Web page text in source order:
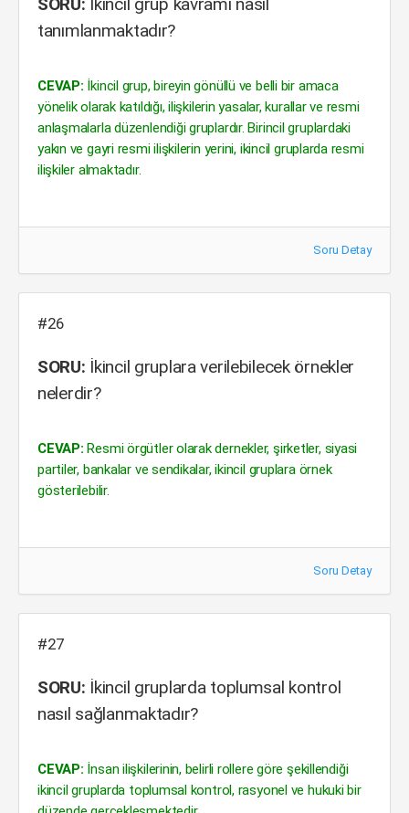
tanımlanmaktadır?
CEVAP: İkincil grup, bireyin gönüllü ve belli bir amaca
yönelik olarak katıldığı, ilişkilerin yasalar, kurallar ve resmi
anlaşmalarla düzenlendiği gruplardır. Birincil gruplardaki
yakın ve gayri resmi ilişkilerin yerini, ikincil gruplarda resmi
ilişkiler almaktadır.
Soru Detay
#26
SORU: İkincil gruplara verilebilecek örnekler
nelerdir?
CEVAP: Resmi örgütler olarak dernekler, şirketler, siyasi
partiler, bankalar ve sendikalar, ikincil gruplara örnek
gösterilebilir.
Soru Detay
#27
SORU: İkincil gruplarda toplumsal kontrol
nasıl sağlanmaktadır?
CEVAP: İnsan ilişkilerinin, belirli rollere göre şekillendiği
ikincil gruplarda toplumsal kontrol, rasyonel ve hukuki bir